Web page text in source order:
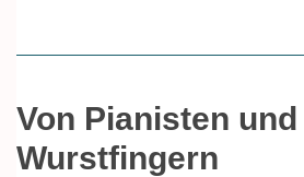
Von Pianisten und
Wurstfingern